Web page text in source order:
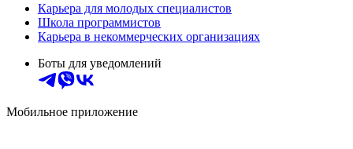
Карьера для молодых специалистов
Школа программистов
Карьера в некоммерческих организациях
Боты для уведомлений
Мобильное приложение